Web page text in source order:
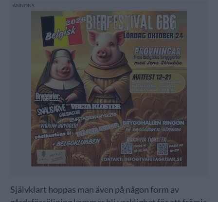
Självklart hoppas man även på någon form av